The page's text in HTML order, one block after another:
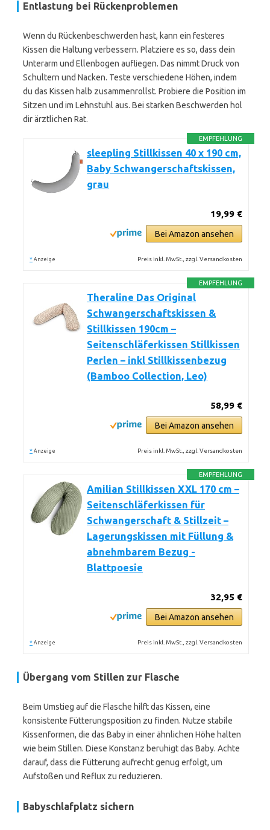
Entlastung bei Rückenproblemen
Wenn du Rückenbeschwerden hast, kann ein festeres
Kissen die Haltung verbessern. Platziere es so, dass dein
Unterarm und Ellenbogen aufliegen. Das nimmt Druck von
Schultern und Nacken. Teste verschiedene Höhen, indem
du das Kissen halb zusammenrollst. Probiere die Position im
Sitzen und im Lehnstuhl aus. Bei starken Beschwerden hol
dir ärztlichen Rat.
EMPFEHLUNG
sleepling Stillkissen 40 x 190 cm,
Baby Schwangerschaftskissen,
grau
19,99 €
Bei Amazon ansehen
* Anzeige Preis inkl. MwSt., zzgl. Versandkosten
EMPFEHLUNG
Theraline Das Original
Schwangerschaftskissen &
Stillkissen 190cm –
Seitenschläferkissen Stillkissen
Perlen – inkl Stillkissenbezug
(Bamboo Collection, Leo)
58,99 €
Bei Amazon ansehen
* Anzeige Preis inkl. MwSt., zzgl. Versandkosten
EMPFEHLUNG
Amilian Stillkissen XXL 170 cm –
Seitenschläferkissen für
Schwangerschaft & Stillzeit –
Lagerungskissen mit Füllung &
abnehmbarem Bezug -
Blattpoesie
32,95 €
Bei Amazon ansehen
* Anzeige Preis inkl. MwSt., zzgl. Versandkosten
Übergang vom Stillen zur Flasche
Beim Umstieg auf die Flasche hilft das Kissen, eine
konsistente Fütterungsposition zu finden. Nutze stabile
Kissenformen, die das Baby in einer ähnlichen Höhe halten
wie beim Stillen. Diese Konstanz beruhigt das Baby. Achte
darauf, dass die Fütterung aufrecht genug erfolgt, um
Aufstoßen und Reflux zu reduzieren.
Babyschlafplatz sichern